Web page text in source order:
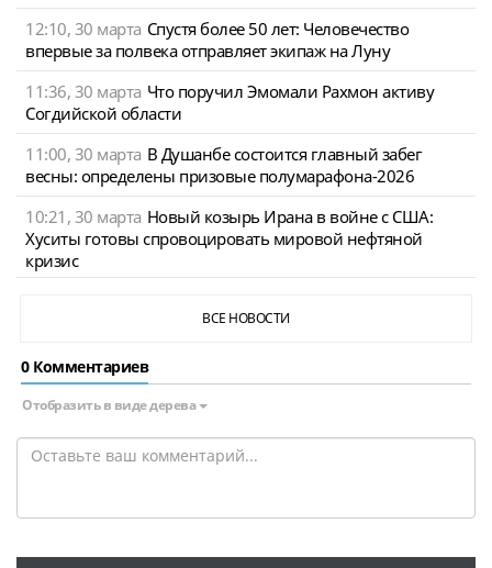
12:10, 30 марта Спустя более 50 лет: Человечество
впервые за полвека отправляет экипаж на Луну
11:36, 30 марта Что поручил Эмомали Рахмон активу
Согдийской области
11:00, 30 марта В Душанбе состоится главный забег
весны: определены призовые полумарафона-2026
10:21, 30 марта Новый козырь Ирана в войне с США:
Хуситы готовы спровоцировать мировой нефтяной
кризис
ВСЕ НОВОСТИ
0 Комментариев
Отобразить в виде дерева